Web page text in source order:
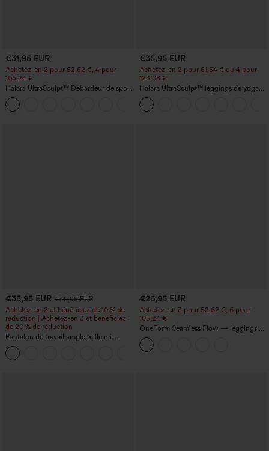
€31,95 EUR
Achetez-en 2 pour 52,62 €, 4 pour
105,24 €
Halara UltraSculpt™ Débardeur de sport
à col rond et ourlet arrondi
€35,95 EUR
Achetez-en 2 pour 61,54 € ou 4 pour
123,08 €.
Halara UltraSculpt™ leggings de yoga
taille haute, gainants avec contrôle du
ventre, coupe bootcut, à poches
€35,95 EUR €40,95 EUR
Achetez-en 2 et bénéficiez de 10 % de
réduction | Achetez-en 3 et bénéficiez
de 20 % de réduction
Pantalon de travail ample taille mi-
haute, coupe « barrel » (jambe en forme
de tonneau) avec poches
€26,95 EUR
Achetez-en 3 pour 52,62 €, 6 pour
105,24 €
OneForm Seamless Flow — leggings de
yoga sans coutures, taille mi-haute, effet
gainant pour le ventre et liftant pour les
fesses